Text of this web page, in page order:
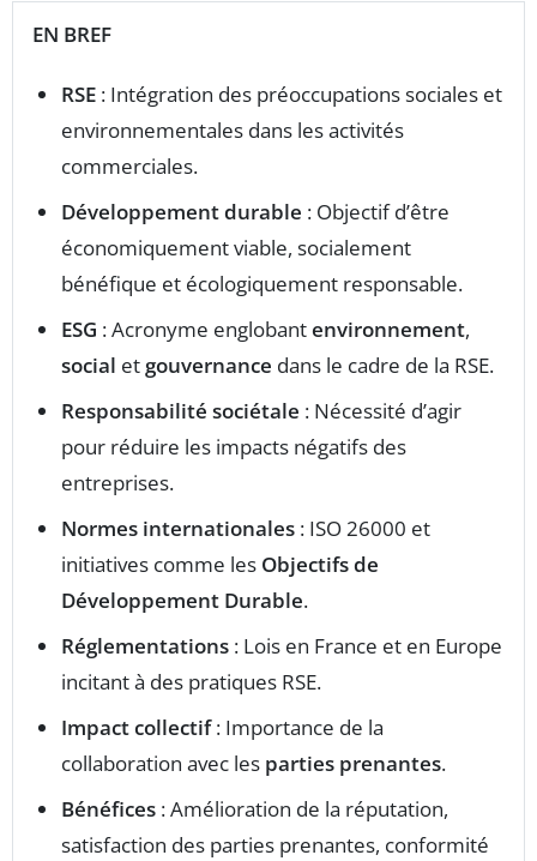
EN BREF
RSE : Intégration des préoccupations sociales et
environnementales dans les activités
commerciales.
Développement durable : Objectif d’être
économiquement viable, socialement
bénéfique et écologiquement responsable.
ESG : Acronyme englobantenvironnement,
social et gouvernance dans le cadre de la RSE.
Responsabilité sociétale : Nécessité d’agir
pour réduire les impacts négatifs des
entreprises.
Normes internationales : ISO 26000 et
initiatives comme les Objectifs de
Développement Durable.
Réglementations : Lois en France et en Europe
incitant à des pratiques RSE.
Impact collectif: Importance de la
collaboration avec les parties prenantes.
Bénéfices : Amélioration de la réputation,
satisfaction des parties prenantes, conformité